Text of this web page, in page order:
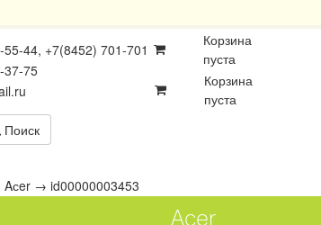
44, +7(8452) 701-701
37-75
Корзина
пуста
Корзина
пуста
Поиск
Aсer → id00000003453
Aсer